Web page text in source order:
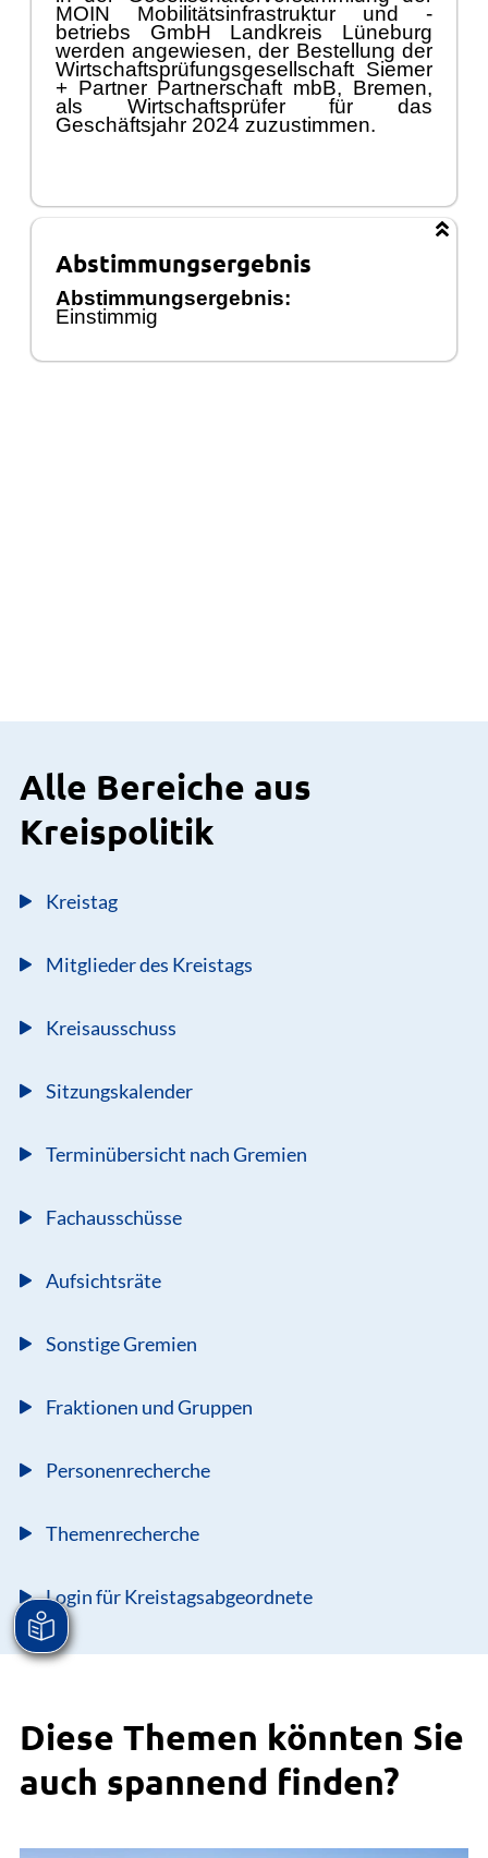
MOIN Mobilitätsinfrastruktur und -
betriebs GmbH Landkreis Lüneburg
werden angewiesen, der Bestellung der
Wirtschaftsprüfungsgesellschaft Siemer
+ Partner Partnerschaft mbB, Bremen,
als Wirtschaftsprüfer für das
Geschäftsjahr 2024 zuzustimmen.
Abstimmungsergebnis
Abstimmungsergebnis:
Einstimmig
Alle Bereiche aus
Kreispolitik
Kreistag
Mitglieder des Kreistags
Kreisausschuss
Sitzungskalender
Terminübersicht nach Gremien
Fachausschüsse
Aufsichtsräte
Sonstige Gremien
Fraktionen und Gruppen
Personenrecherche
Themenrecherche
Login für Kreistagsabgeordnete
Diese Themen könnten Sie
auch spannend finden?